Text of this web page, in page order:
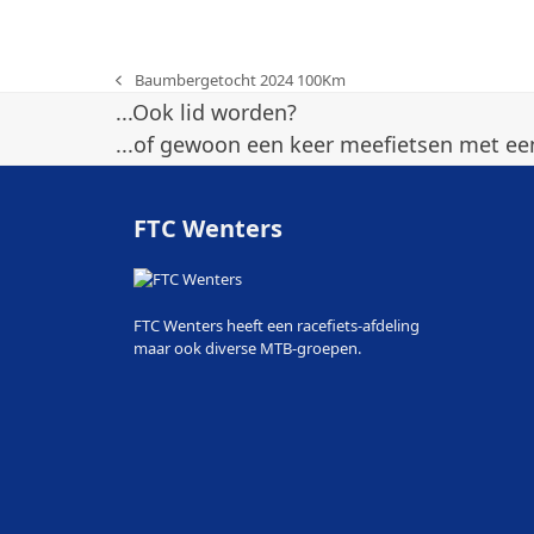
previous
post:
Baumbergetocht 2024 100Km
...Ook lid worden?
...of gewoon een keer meefietsen met
FTC Wenters
FTC Wenters heeft een racefiets-afdeling
maar ook diverse MTB-groepen.